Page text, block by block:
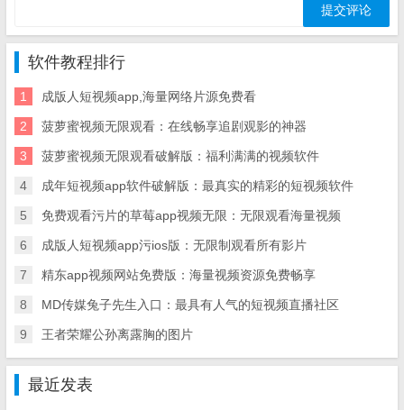
软件教程排行
1 成版人短视频app,海量网络片源免费看
2 菠萝蜜视频无限观看：在线畅享追剧观影的神器
3 菠萝蜜视频无限观看破解版：福利满满的视频软件
4 成年短视频app软件破解版：最真实的精彩的短视频软件
5 免费观看污片的草莓app视频无限：无限观看海量视频
6 成版人短视频app污ios版：无限制观看所有影片
7 精东app视频网站免费版：海量视频资源免费畅享
8 MD传媒兔子先生入口：最具有人气的短视频直播社区
9 王者荣耀公孙离露胸的图片
最近发表